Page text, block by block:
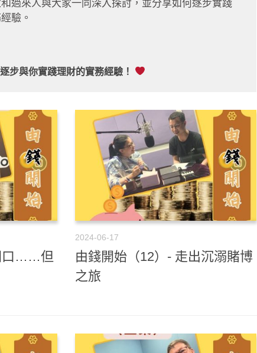
過來人與大家一同深入探討，並分享如何逐步實踐
驗。
逐步與你實踐理財的實務經驗！
口……但
2024-06-17
由錢開始（12）- 走出沉溺賭博
之旅